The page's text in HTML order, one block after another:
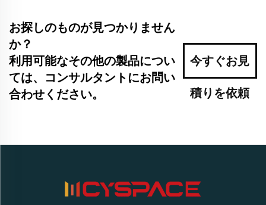
お探しのものが見つかりません
か？
利用可能なその他の製品につい
ては、コンサルタントにお問い
合わせください。
今すぐお見
積りを依頼